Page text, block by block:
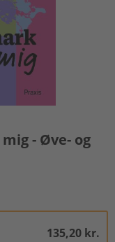
- Øve- og
135,20 kr.